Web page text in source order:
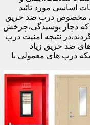
اساسی مورد تائید
مخصوص درب ضد حریق
که دچار پوسیدگی،چرخش
نتیجه امنیت درب
ضد حریق زیاد
حالیکه درب های معمولی با